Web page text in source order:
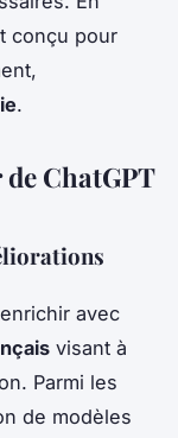
conçu pour
.
ChatGPT
avec
visant à
Parmi les
de modèles